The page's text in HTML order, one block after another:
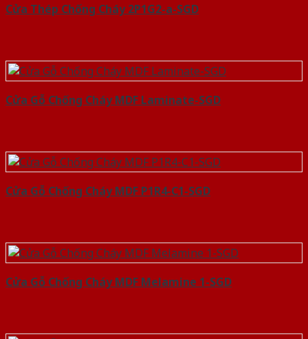
Cửa Thép Chống Cháy 2P1G2-a-SGD
Cửa Gỗ Chống Cháy MDF Laminate-SGD
Cửa Gỗ Chống Cháy MDF P1R4-C1-SGD
Cửa Gỗ Chống Cháy MDF Melamine 1-SGD